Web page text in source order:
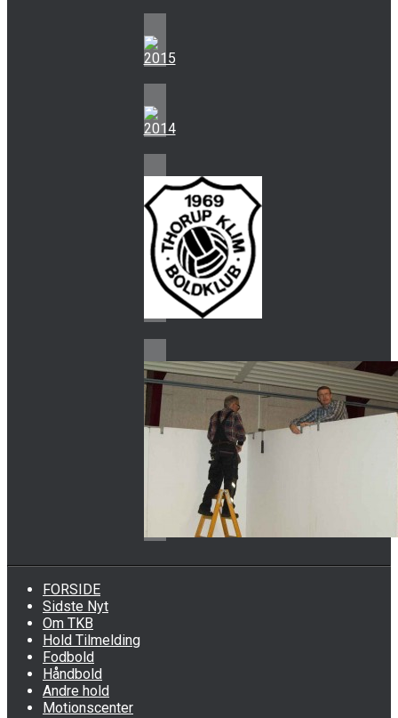
FORSIDE
Sidste Nyt
Om TKB
Hold Tilmelding
Fodbold
Håndbold
Andre hold
Motionscenter